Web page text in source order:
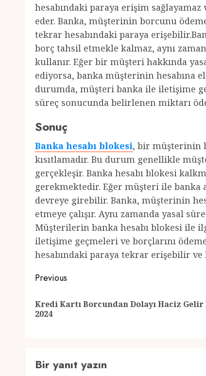
hesabındaki paraya erişim
eder. Banka, müşterinin borcunu
tekrar hesabındaki paraya
borç tahsil etmekle kalmaz, aynı
kullanır. Eğer bir müşteri hakkında
ediyorsa, banka müşterinin hesabına
durumda, müşteri banka ile iletişime
süreç sonucunda belirlenen miktarı
Sonuç
Banka hesabı blokesi, bir müşterinin
kısıtlamadır. Bu durum genellikle
gerçekleşir. Banka hesabı blokesi
gerekmektedir. Eğer müşteri ile banka
devreye girebilir. Banka, müşterinin
etmeye çalışır. Aynı zamanda yasal
Müşterilerin banka hesabı blokesi ile
iletişime geçmeleri ve borçlarını
hesabındaki paraya tekrar erişebilir ve
Post
navigation
Previous
Kredi Kartı Borcundan Dolayı Haciz Gelir
2024
Bir yanıt yazın